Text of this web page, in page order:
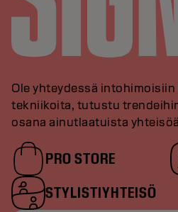
Ole yhteydessä
tekniikoita, tutustu
osana ainutlaatuista
PRO STORE
STYLISTIYHTEISÖ